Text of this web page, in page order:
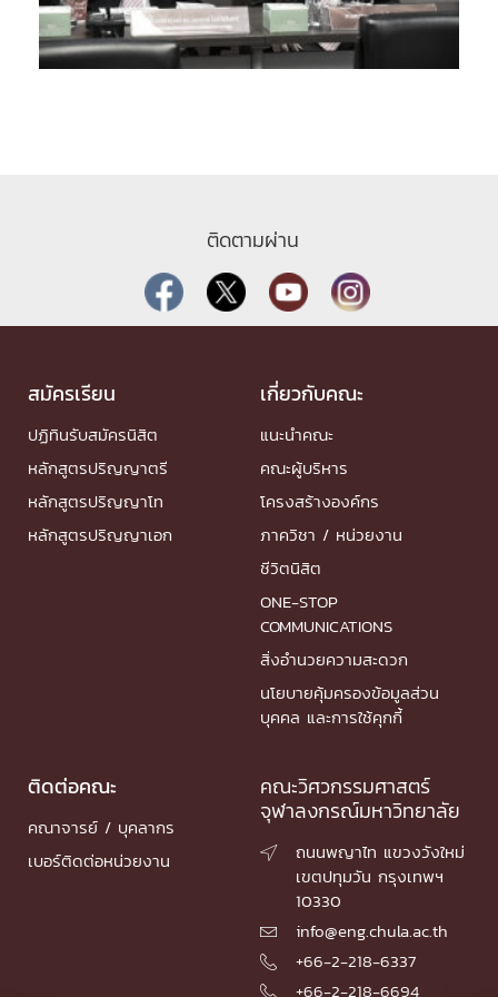
ติดตามผ่าน
สมัครเรียน
ปฏิทินรับสมัครนิสิต
หลักสูตรปริญญาตรี
หลักสูตรปริญญาโท
หลักสูตรปริญญาเอก
เกี่ยวกับคณะ
แนะนำคณะ
คณะผู้บริหาร
โครงสร้างองค์กร
ภาควิชา / หน่วยงาน
ชีวิตนิสิต
ONE-STOP
COMMUNICATIONS
สิ่งอำนวยความสะดวก
นโยบายคุ้มครองข้อมูลส่วน
บุคคล และการใช้คุกกี้
ติดต่อคณะ
คณาจารย์ / บุคลากร
เบอร์ติดต่อหน่วยงาน
คณะวิศวกรรมศาสตร์
จุฬาลงกรณ์มหาวิทยาลัย

ถนนพญาไท แขวงวังใหม่
เขตปทุมวัน กรุงเทพฯ
10330
 info@eng.chula.ac.th
 +66-2-218-6337
 +66-2-218-6694